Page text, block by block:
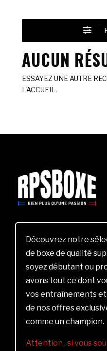
AUCUN
ESSAYEZ UNE AUTRE
L'ACCUEIL.
Découvrez notre
de boxe de qualité
soyez débutant ou
avons tout ce dont
vos entraînements
de nos offres
comme un champion.
Attention , si vous